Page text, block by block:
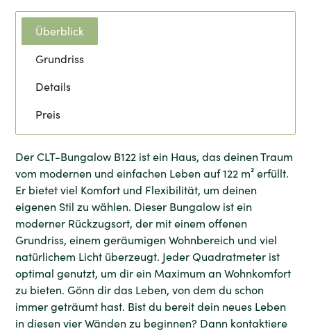
Überblick
Grundriss
Details
Preis
Der CLT-Bungalow B122 ist ein Haus, das deinen Traum
vom modernen und einfachen Leben auf 122 m² erfüllt.
Er bietet viel Komfort und Flexibilität, um deinen
eigenen Stil zu wählen. Dieser Bungalow ist ein
moderner Rückzugsort, der mit einem offenen
Grundriss, einem geräumigen Wohnbereich und viel
natürlichem Licht überzeugt. Jeder Quadratmeter ist
optimal genutzt, um dir ein Maximum an Wohnkomfort
zu bieten. Gönn dir das Leben, von dem du schon
immer geträumt hast. Bist du bereit dein neues Leben
in diesen vier Wänden zu beginnen? Dann kontaktiere